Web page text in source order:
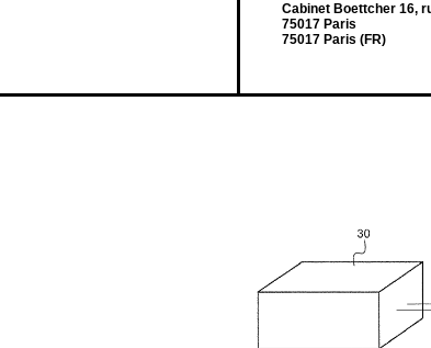
Cabinet Boettcher 16,
75017 Paris
75017 Paris (FR)